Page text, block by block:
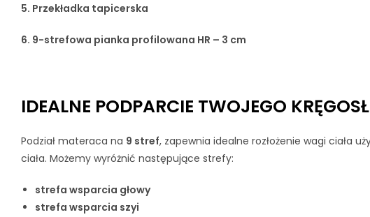
5. Przekładka tapicerska
6. 9-strefowa pianka profilowana HR – 3 cm
IDEALNE PODPARCIE TWOJEGO
Podział materaca na 9 stref, zapewnia idealne rozłożenie wagi ciała
ciała. Możemy wyróżnić następujące strefy:
strefa wsparcia głowy
strefa wsparcia szyi